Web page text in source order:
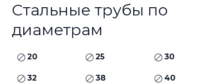
Стальные трубы по
диаметрам
20 25 30
32 38 40